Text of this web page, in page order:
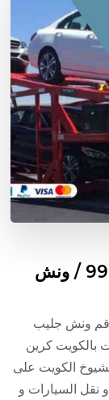
رقم ونش جليب الشيوخ / 99009551‬ / ونش
ونش جليب
السيارات بالكويت كرين
الكويت على
نقل السيارات و